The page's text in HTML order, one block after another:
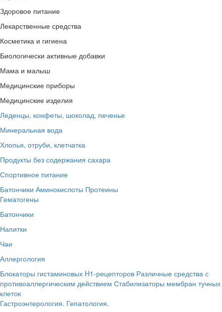
Здоровое питание
Лекарственные средства
Косметика и гигиена
Биологически активные добавки
Мама и малыш
Медицинские приборы
Медицинские изделия
Леденцы, конфеты, шоколад, печенье
Минеральная вода
Хлопья, отруби, клетчатка
Продукты без содержания сахара
Спортивное питание
Батончики Аминокислоты Протеины
Гематогены
Батончики
Напитки
Чаи
Аллергология
Блокаторы гистаминовых H1-рецепторов Различные средства с
противоаллергическим действием Стабилизаторы мембран тучных
клеток
Гастроэнтерология. Гепатология.